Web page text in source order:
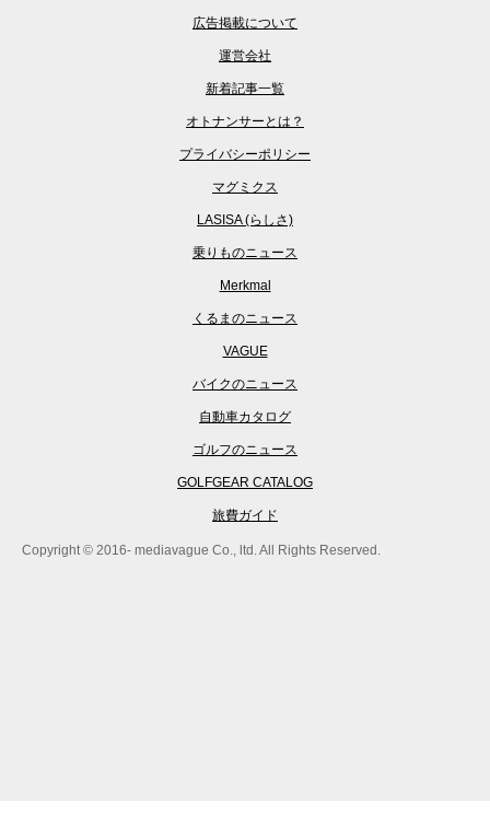
広告掲載について
運営会社
新着記事一覧
オトナンサーとは？
プライバシーポリシー
マグミクス
LASISA (らしさ)
乗りものニュース
Merkmal
くるまのニュース
VAGUE
バイクのニュース
自動車カタログ
ゴルフのニュース
GOLFGEAR CATALOG
旅費ガイド
Copyright © 2016- mediavague Co., ltd. All Rights Reserved.